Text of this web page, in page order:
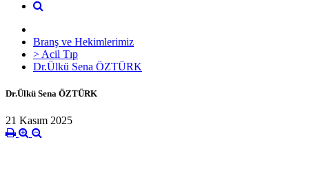
Branş ve Hekimlerimiz
> Acil Tıp
Dr.Ülkü Sena ÖZTÜRK
Dr.Ülkü Sena ÖZTÜRK
21 Kasım 2025